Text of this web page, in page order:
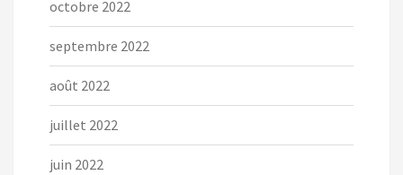
octobre 2022
septembre 2022
août 2022
juillet 2022
juin 2022